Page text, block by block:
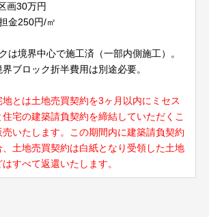
画30万円
金250円/㎡
は境界中心で施工済（一部内側施工）。
ブロック折半費用は別途必要。
とは土地売買契約を3ヶ月以内にミセス
宅の建築請負契約を締結していただくこ
売いたします。この期間内に建築請負契約
土地売買契約は白紙となり受領した土地
すべて返還いたします。